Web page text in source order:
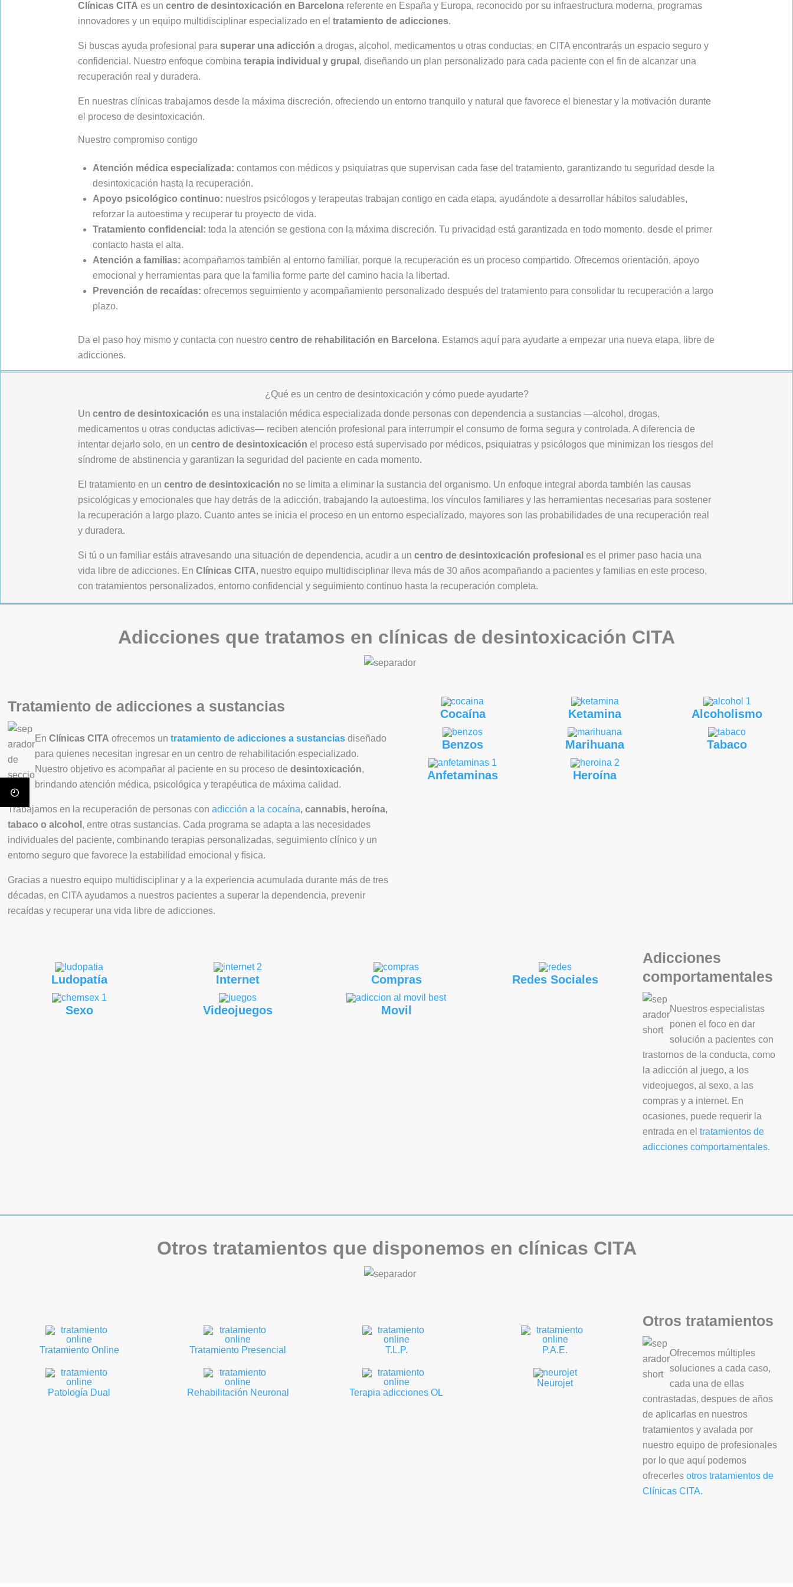
Clínicas CITA es un centro de desintoxicación en Barcelona referente en España y Europa, reconocido por su infraestructura moderna, programas
innovadores y un equipo multidisciplinar especializado en el tratamiento de adicciones.
Si buscas ayuda profesional para superar una adicción a drogas, alcohol, medicamentos u otras conductas, en CITA encontrarás un espacio seguro y
confidencial. Nuestro enfoque combina terapia individual y grupal , diseñando un plan personalizado para cada paciente con el fin de alcanzar una
recuperación real y duradera.
En nuestras clínicas trabajamos desde la máxima discreción, ofreciendo un entorno tranquilo y natural que favorece el bienestar y la motivación durante
el proceso de desintoxicación.
Nuestro compromiso contigo
Atención médica especializada: contamos con médicos y psiquiatras que supervisan cada fase del tratamiento, garantizando tu seguridad desde la
desintoxicación hasta la recuperación.
Apoyo psicológico continuo: nuestros psicólogos y terapeutas trabajan contigo en cada etapa, ayudándote a desarrollar hábitos saludables,
reforzar la autoestima y recuperar tu proyecto de vida.
Tratamiento confidencial: toda la atención se gestiona con la máxima discreción. Tu privacidad está garantizada en todo momento, desde el primer
contacto hasta el alta.
Atención a familias: acompañamos también al entorno familiar, porque la recuperación es un proceso compartido. Ofrecemos orientación, apoyo
emocional y herramientas para que la familia forme parte del camino hacia la libertad.
Prevención de recaídas: ofrecemos seguimiento y acompañamiento personalizado después del tratamiento para consolidar tu recuperación a largo
plazo.
Da el paso hoy mismo y contacta con nuestro centro de rehabilitación en Barcelona. Estamos aquí para ayudarte a empezar una nueva etapa, libre de
adicciones.
¿Qué es un centro de desintoxicación y cómo puede ayudarte?
Un centro de desintoxicación es una instalación médica especializada donde personas con dependencia a sustancias —alcohol, drogas,
medicamentos u otras conductas adictivas— reciben atención profesional para interrumpir el consumo de forma segura y controlada. A diferencia de
intentar dejarlo solo, en un centro de desintoxicación el proceso está supervisado por médicos, psiquiatras y psicólogos que minimizan los riesgos del
síndrome de abstinencia y garantizan la seguridad del paciente en cada momento.
El tratamiento en un centro de desintoxicación no se limita a eliminar la sustancia del organismo. Un enfoque integral aborda también las causas
psicológicas y emocionales que hay detrás de la adicción, trabajando la autoestima, los vínculos familiares y las herramientas necesarias para sostener
la recuperación a largo plazo. Cuanto antes se inicia el proceso en un entorno especializado, mayores son las probabilidades de una recuperación real
y duradera.
Si tú o un familiar estáis atravesando una situación de dependencia, acudir a un centro de desintoxicación profesional es el primer paso hacia una
vida libre de adicciones. En Clínicas CITA, nuestro equipo multidisciplinar lleva más de 30 años acompañando a pacientes y familias en este proceso,
con tratamientos personalizados, entorno confidencial y seguimiento continuo hasta la recuperación completa.
Adicciones que tratamos en clínicas de desintoxicación CITA
Tratamiento de adicciones a sustancias
EnClínicas CITA ofrecemos untratamiento de adicciones a sustancias diseñado
para quienes necesitan ingresar en un centro de rehabilitación especializado.
Nuestro objetivo es acompañar al paciente en su proceso dedesintoxicación,
brindando atención médica, psicológica y terapéutica de máxima calidad.
Trabajamos en la recuperación de personas conadicción a la cocaína, cannabis, heroína,
tabaco o alcohol , entre otras sustancias. Cada programa se adapta a las necesidades
individuales del paciente, combinando terapias personalizadas, seguimiento clínico y un
entorno seguro que favorece la estabilidad emocional y física.
Gracias a nuestro equipo multidisciplinar y a la experiencia acumulada durante más de tres
décadas, en CITA ayudamos a nuestros pacientes a superar la dependencia, prevenir
recaídas y recuperar una vida libre de adicciones.
Cocaína
Benzos
Anfetaminas
Ketamina
Marihuana
Heroína
Alcoholismo
Tabaco
Ludopatía
Sexo
Internet
Videojuegos
Compras
Movil
Redes Sociales
Adicciones
comportamentales
Nuestros especialistas
ponen el foco en dar
solución a pacientes con
trastornos de la conducta, como
la adicción al juego, a los
videojuegos, al sexo, a las
compras y a internet. En
ocasiones, puede requerir la
entrada en el tratamientos de
adicciones comportamentales.
Otros tratamientos que disponemos en clínicas CITA
Tratamiento Online
Patología Dual
Tratamiento Presencial
Rehabilitación Neuronal
T.L.P.
Terapia adicciones OL
P.A.E.
Neurojet
Otros tratamientos
Ofrecemos múltiples
soluciones a cada caso,
cada una de ellas
contrastadas, despues de años
de aplicarlas en nuestros
tratamientos y avalada por
nuestro equipo de profesionales
por lo que aquí podemos
ofrecerles otros tratamientos de
Clínicas CITA.